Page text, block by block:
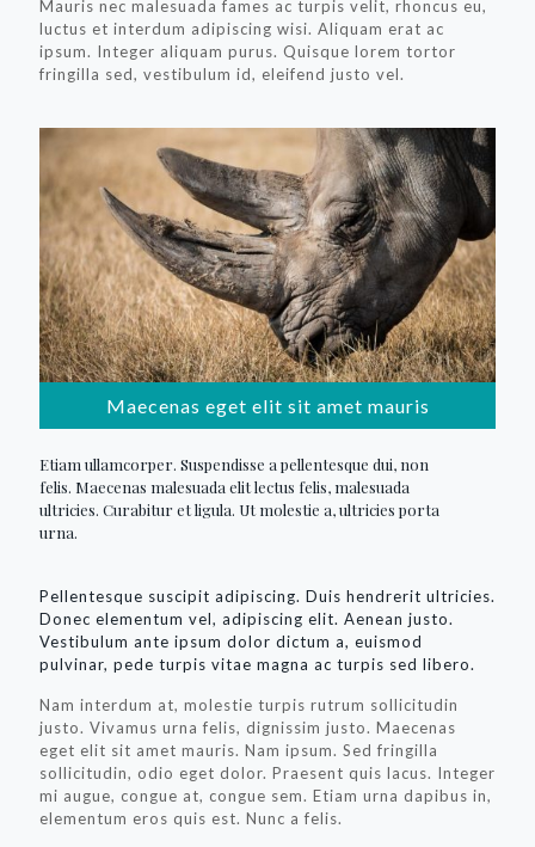
Mauris nec malesuada fames ac turpis velit, rhoncus eu,
luctus et interdum adipiscing wisi. Aliquam erat ac
ipsum. Integer aliquam purus. Quisque lorem tortor
fringilla sed, vestibulum id, eleifend justo vel.
Maecenas eget elit sit amet mauris
Etiam ullamcorper. Suspendisse a pellentesque dui, non
felis. Maecenas malesuada elit lectus felis, malesuada
ultricies. Curabitur et ligula. Ut molestie a, ultricies porta
urna.
Pellentesque suscipit adipiscing. Duis hendrerit ultricies.
Donec elementum vel, adipiscing elit. Aenean justo.
Vestibulum ante ipsum dolor dictum a, euismod
pulvinar, pede turpis vitae magna ac turpis sed libero.
Nam interdum at, molestie turpis rutrum sollicitudin
justo. Vivamus urna felis, dignissim justo. Maecenas
eget elit sit amet mauris. Nam ipsum. Sed fringilla
sollicitudin, odio eget dolor. Praesent quis lacus. Integer
mi augue, congue at, congue sem. Etiam urna dapibus in,
elementum eros quis est. Nunc a felis.